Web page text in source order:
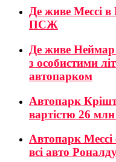
Де живе Мессі в
ПСЖ
Де живе Неймар
з особистими
автопарком
Автопарк
вартістю 26
Автопарк
всі авто